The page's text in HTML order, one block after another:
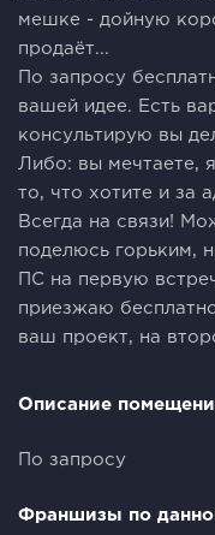
мешке - дойную
продаёт...
По запросу
вашей идее. Есть
консультирую вы
Либо: вы мечтаете,
то, что хотите и за
Всегда на связи!
поделюсь горьким,
ПС на первую
приезжаю
ваш проект, на
Описание
По запросу
Франшизы по